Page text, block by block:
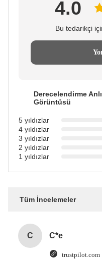
4.0
Bu tedarikçi
Derecelendirme
Görüntüsü
5 yıldızlar
4 yıldızlar
3 yıldızlar
2 yıldızlar
1 yıldızlar
Tüm İncelemeler
C C*e
trustpilot.com